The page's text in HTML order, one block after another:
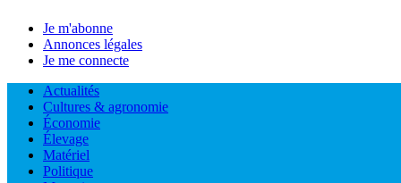
Je m'abonne
Annonces légales
Je me connecte
Actualités
Cultures & agronomie
Économie
Élevage
Matériel
Politique